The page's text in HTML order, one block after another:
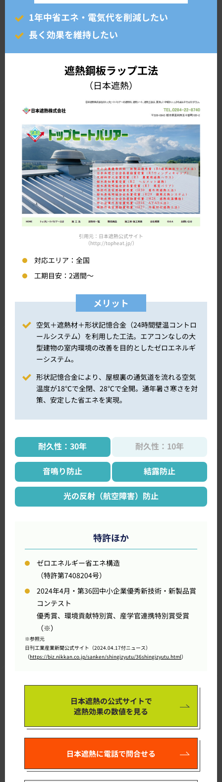
1年中省エネ・電気代を削減したい
長く効果を維持したい
遮熱鋼板ラップ工法
（日本遮熱）
引用元：日本遮熱公式サイト
（http://topheat.jp/）
対応エリア： 全国
工期目安： 2週間～
メリット
空気＋遮熱材＋形状記憶合金（24時間壁温コントロ
ールシステム）を利用した工法。エアコンなしの大
型建物の室内環境の改善を目的としたゼロエネルギ
ーシステム。
形状記憶合金により、屋根裏の通気道を流れる空気
温度が18℃で全閉、28℃で全開。通年暑さ寒さを対
策、安定した省エネを実現。
耐久性：30年 耐久性：10年
音鳴り防止 結露防止
光の反射（航空障害）防止
特許ほか
ゼロエネルギー省エネ構造
（特許第7408204号）
2024年4月・第36回中小企業優秀新技術・新製品賞
コンテスト
優秀賞、環境貢献特別賞、産学官連携特別賞受賞
（※）
※参照元
日刊工業産業新聞公式サイト（2024.04.17付ニュース）
（https://biz.nikkan.co.jp/sanken/shingizyutu/36shingizyutu.html）
日本遮熱の公式サイトで
遮熱効果の数値を見る
日本遮熱に電話で問合せる